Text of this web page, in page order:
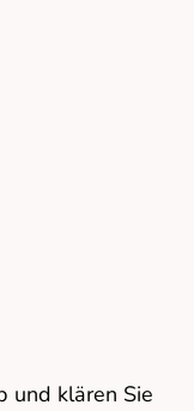
und klären Sie